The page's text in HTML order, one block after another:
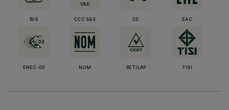
BIS CCC S&E CE EAC
ENEC-03 NOM RETILAP TISI